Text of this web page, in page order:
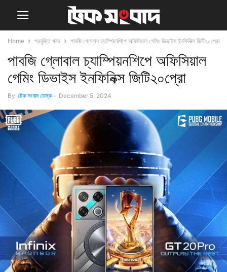
Home প্রযুক্তি খবর পাবজি গ্লোবাল চ্যাম্পিয়নশিপে অফিসিয়াল গেমিং ডিভাইস ইনফিনিক্স জিটি২০প্রো
পাবজি গ্লোবাল চ্যাম্পিয়নশিপে অফিসিয়াল
গেমিং ডিভাইস ইনফিনিক্স জিটি২০প্রো
By টেক সংবাদ ডেস্ক - December 5, 2024